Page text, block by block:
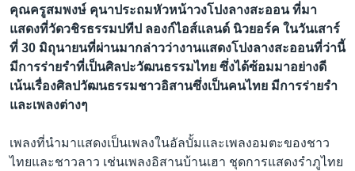
หลัก
ข้าม
ไป
การ
ค้นหา
ธุรกิจ
วิทยาศาสตร์
สังคมและสุขภาพ
ไลฟ์สไตล์
เรียนรู้ภาษาอังกฤษ
คุณครูสมพงษ์ คุนาประถมหัวหน้าวงโปงลางสะออน ที่มา
แสดงที่วัดวชิรธรรมปทีป ลองก์ไอส์แลนด์ นิวยอร์ค ในวันเสาร์
ที่ 30 มิถุนายนที่ผ่านมากล่าวว่างานแสดงโปงลางสะออนที่ว่านี้
มีการร่ายรำที่เป็นศิลปะวัฒนธรรมไทย ซึ่งได้ซ้อมมาอย่างดี
เน้นเรื่องศิลปวัฒนธรรมชาวอิสานซึ่งเป็นคนไทย มีการร่ายรำ
และเพลงต่างๆ
เพลงที่นำมาแสดงเป็นเพลงในอัลบั้มและเพลงอมตะของชาว
ไทยและชาวลาว เช่นเพลงอิสานบ้านเฮา ชุดการแสดงรำภูไทย